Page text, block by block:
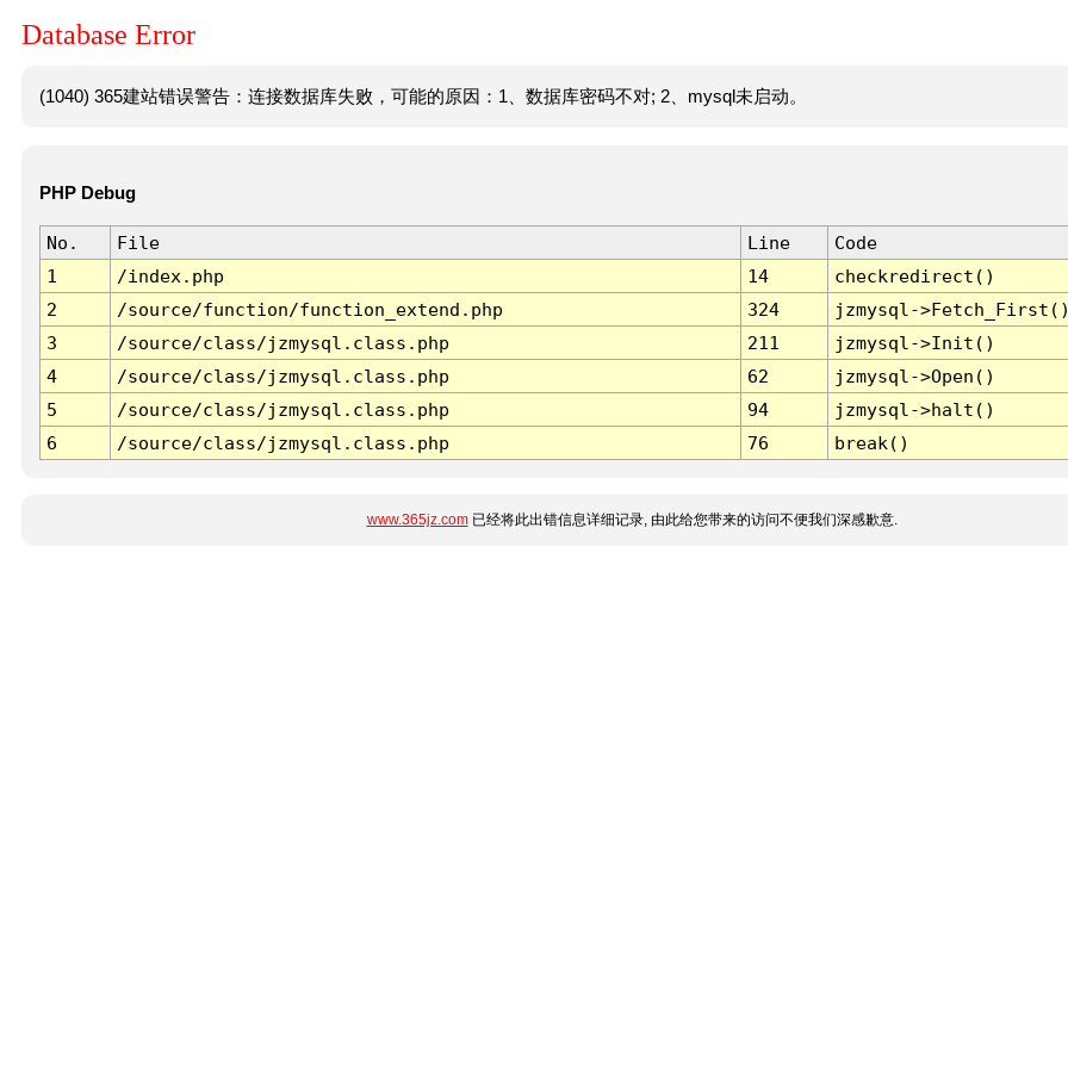
Database Error
(1040) 365建站错误警告：连接数据库失败，可能的原因：1、数据库密码不对; 2、mysql未启动。
PHP Debug
No. File Line
Code
1
/index.php 14
checkredirect()
2
/source/function/function_extend.php 324
jzmysql-
3
/source/class/jzmysql.class.php 211
jzmysql->Init()
4
/source/class/jzmysql.class.php 62
jzmysql->Open()
5
/source/class/jzmysql.class.php 94
jzmysql->halt()
6
/source/class/jzmysql.class.php 76 break()
www.365jz.com已经将此出错信息详细记录, 由此给您带来的访问不便我们深感歉意.